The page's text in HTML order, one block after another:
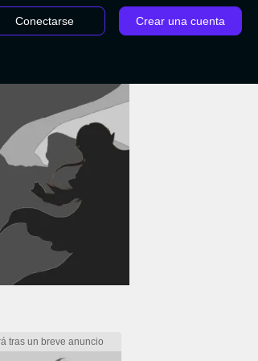
Conectarse Crear una cuenta